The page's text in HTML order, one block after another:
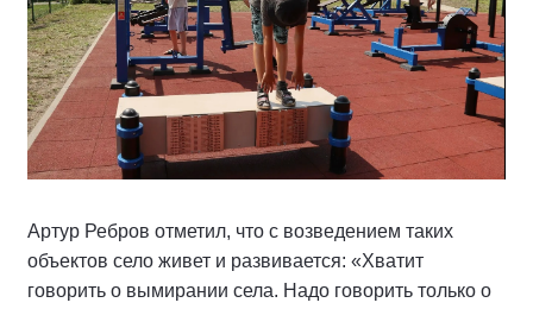
Артур Ребров отметил, что с возведением таких
объектов село живет и развивается: «Хватит
говорить о вымирании села. Надо говорить только о